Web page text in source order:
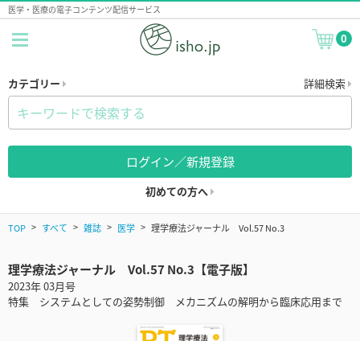
医学・医療の電子コンテンツ配信サービス
0
カテゴリー 詳細検索
ログイン／新規登録
初めての方へ
TOP すべて 雑誌 医学 理学療法ジャーナル Vol.57 No.3
理学療法ジャーナル Vol.57 No.3【電子版】
2023年 03月号
特集 システムとしての姿勢制御 メカニズムの解明から臨床応用まで